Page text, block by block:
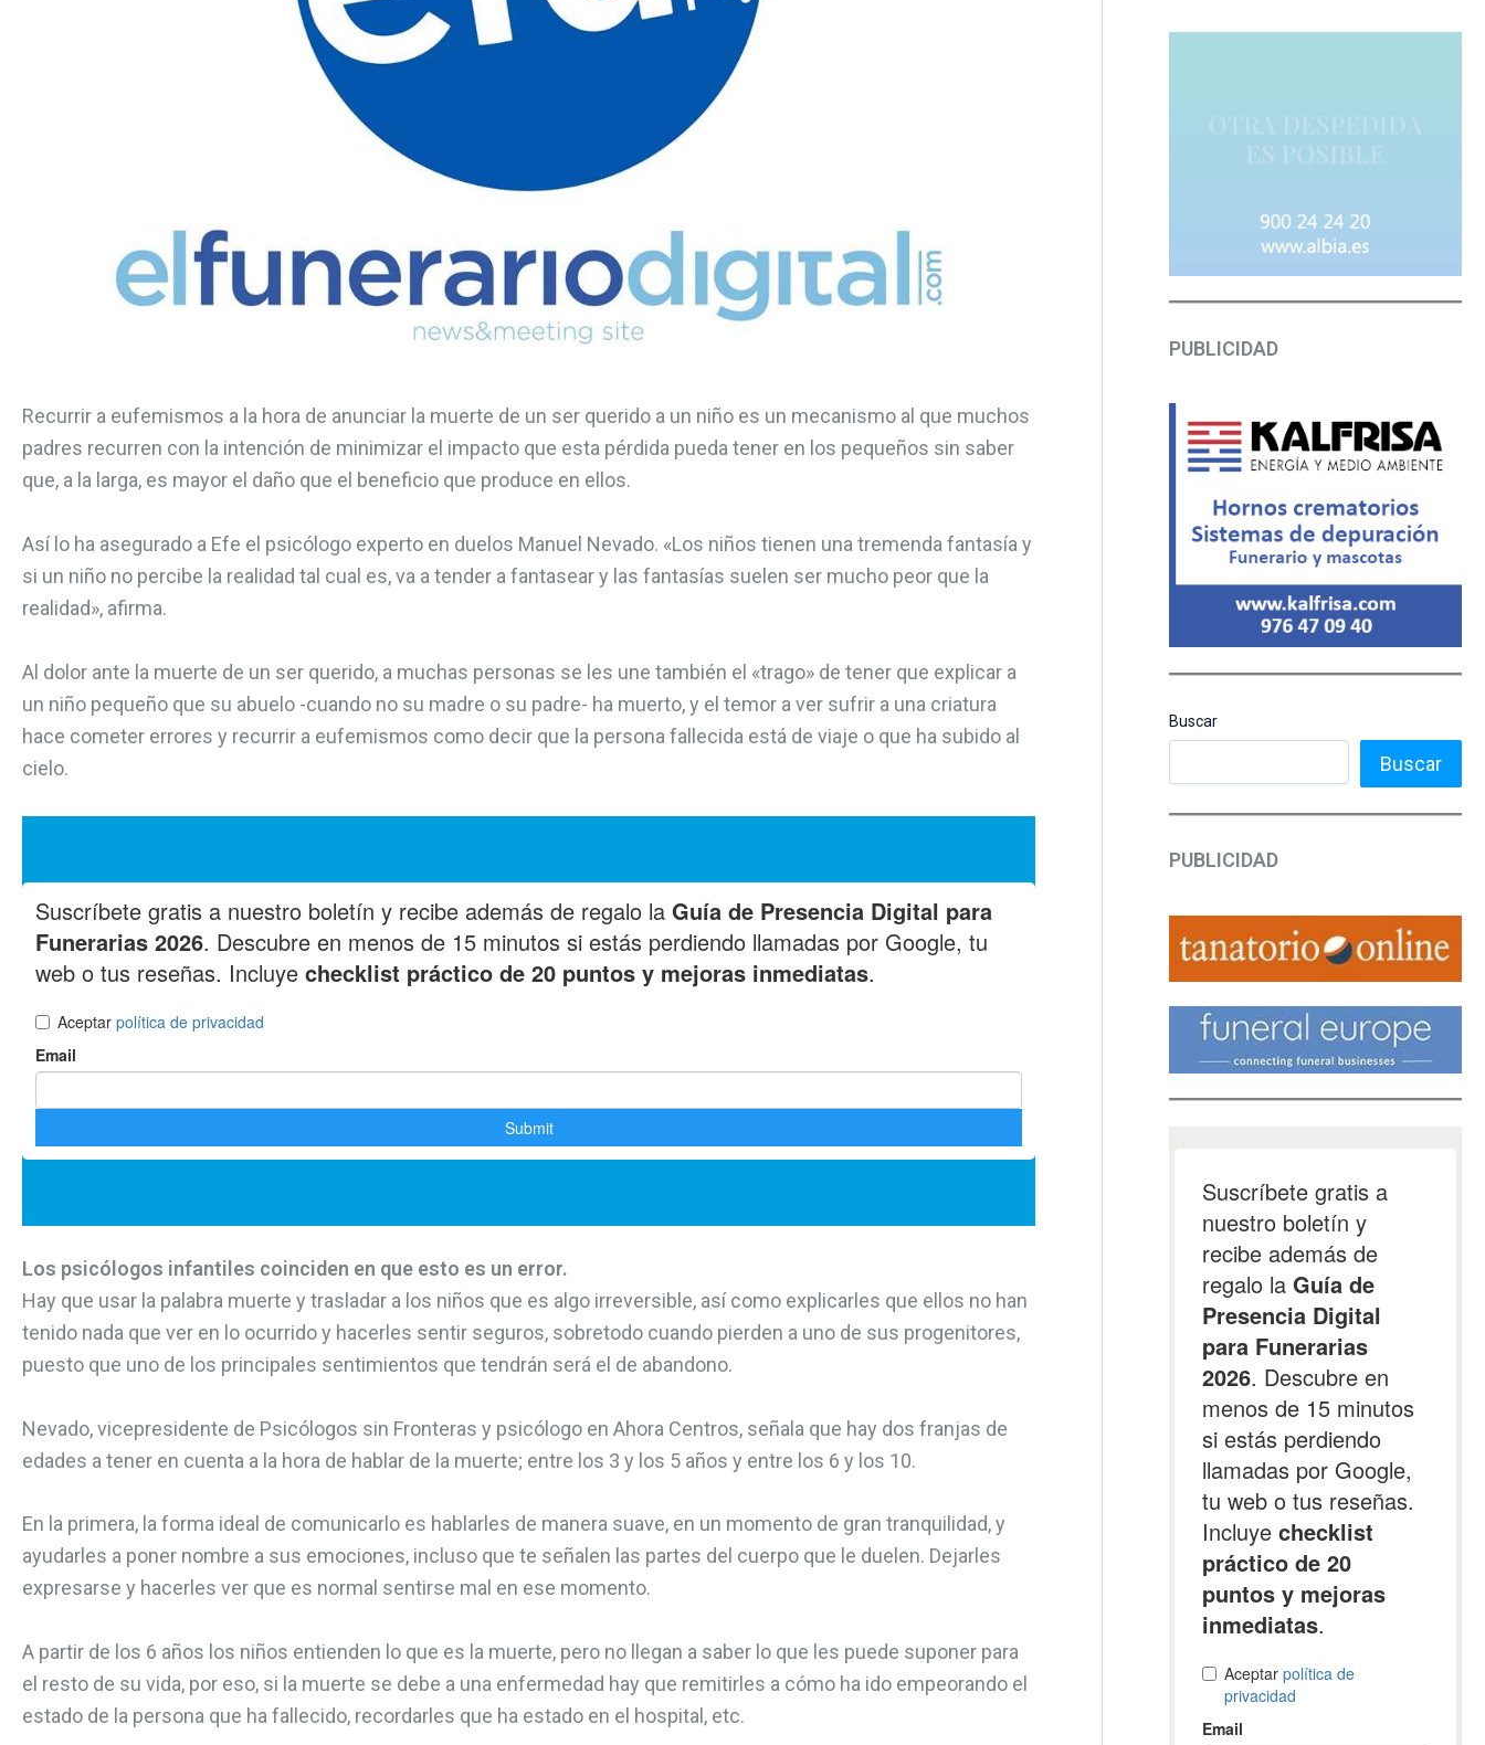
Recurrir a eufemismos a la hora de anunciar la muerte de un ser querido a un niño es un mecanismo al que muchos
padres recurren con la intención de minimizar el impacto que esta pérdida pueda tener en los pequeños sin saber
que, a la larga, es mayor el daño que el beneficio que produce en ellos.
Así lo ha asegurado a Efe el psicólogo experto en duelos Manuel Nevado. «Los niños tienen una tremenda fantasía y
si un niño no percibe la realidad tal cual es, va a tender a fantasear y las fantasías suelen ser mucho peor que la
realidad», afirma.
Al dolor ante la muerte de un ser querido, a muchas personas se les une también el «trago» de tener que explicar a
un niño pequeño que su abuelo -cuando no su madre o su padre- ha muerto, y el temor a ver sufrir a una criatura
hace cometer errores y recurrir a eufemismos como decir que la persona fallecida está de viaje o que ha subido al
cielo.
Los psicólogos infantiles coinciden en que esto es un error.
Hay que usar la palabra muerte y trasladar a los niños que es algo irreversible, así como explicarles que ellos no han
tenido nada que ver en lo ocurrido y hacerles sentir seguros, sobretodo cuando pierden a uno de sus progenitores,
puesto que uno de los principales sentimientos que tendrán será el de abandono.
Nevado, vicepresidente de Psicólogos sin Fronteras y psicólogo en Ahora Centros, señala que hay dos franjas de
edades a tener en cuenta a la hora de hablar de la muerte; entre los 3 y los 5 años y entre los 6 y los 10.
En la primera, la forma ideal de comunicarlo es hablarles de manera suave, en un momento de gran tranquilidad, y
ayudarles a poner nombre a sus emociones, incluso que te señalen las partes del cuerpo que le duelen. Dejarles
expresarse y hacerles ver que es normal sentirse mal en ese momento.
A partir de los 6 años los niños entienden lo que es la muerte, pero no llegan a saber lo que les puede suponer para
el resto de su vida, por eso, si la muerte se debe a una enfermedad hay que remitirles a cómo ha ido empeorando el
estado de la persona que ha fallecido, recordarles que ha estado en el hospital, etc.
PUBLICIDAD
Buscar
Buscar
PUBLICIDAD